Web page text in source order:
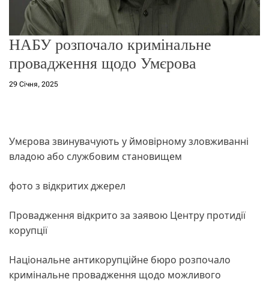
НАБУ розпочало кримінальне
провадження щодо Умєрова
29 Січня, 2025
Умєрова звинувачують у ймовірному зловживанні
владою або службовим становищем
фото з відкритих джерел
Провадження відкрито за заявою Центру протидії
корупції
Національне антикорупційне бюро розпочало
кримінальне провадження щодо можливого